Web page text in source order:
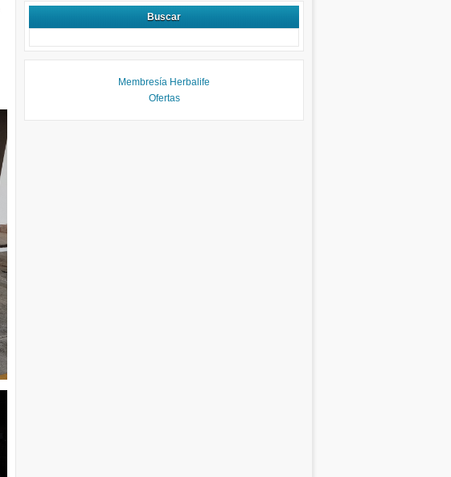
Buscar
Membresía Herbalife
Ofertas